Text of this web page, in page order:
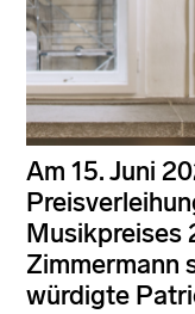
Am 15. Juni
Musikpreises
Zimmermann
würdigte